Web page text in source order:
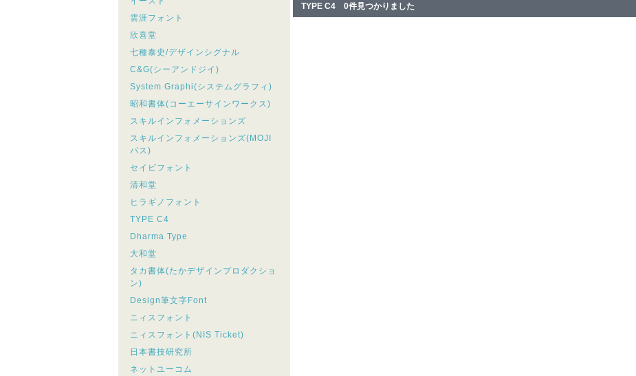
雲涯フォント
欣喜堂
七種泰史/デザインシグナル
C&G(シーアンドジイ)
System Graphi(システムグラフィ)
昭和書体(コーエーサインワークス)
スキルインフォメーションズ
スキルインフォメーションズ(MOJI
パス)
セイビフォント
清和堂
ヒラギノフォント
TYPE C4
Dharma Type
大和堂
タカ書体(たかデザインプロダクショ
ン)
Design筆文字Font
ニィスフォント
ニィスフォント(NIS Ticket)
日本書技研究所
ネットユーコム
TYPE C4 0件見つかりました